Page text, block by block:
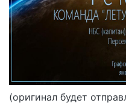
(оригинал будет